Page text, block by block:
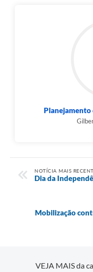
NOTÍCIA MAIS
Dia da
Mobilização
VEJA MAIS da